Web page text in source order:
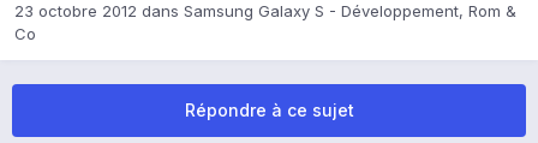
23 octobre 2012 dans Samsung Galaxy S - Développement, Rom &
Co
Répondre à ce sujet